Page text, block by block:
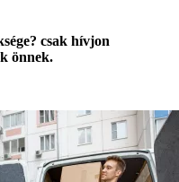
csak hívjon
önnek.